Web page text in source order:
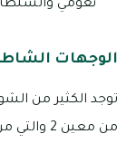
نعومي
الوجهات
توجد الكثير من
من معين 2 والتي من بين أبرزها ما يأتي: